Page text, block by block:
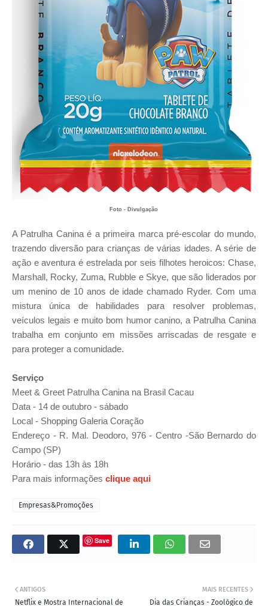
Foto - Divulgação
A Patrulha Canina é a primeira marca pré-escolar do mundo,
trazendo diversão para crianças de várias idades. A série de
ação e aventura é estrelada por seis filhotes heroicos: Chase,
Marshall, Rocky, Zuma, Rubble e Skye, que são liderados por
um menino de 10 anos de idade chamado Ryder. Com uma
mistura única de habilidades para resolver problemas,
veículos legais e muito bom humor canino, a Patrulha Canina
trabalha em conjunto em missões arriscadas de resgate e
para proteger a comunidade.
Serviço
Meet & Greet Patrulha Canina na Brasil Cacau
Data - 14 de outubro - sábado
Local - Shopping Galeria Coração
Endereço - R. Mal. Deodoro, 976 - Centro -São Bernardo do
Campo (SP)
Horário - das 13h às 18h
Para mais informações clique aqui
Empresas&Promoções
Save
MAIS RECENTES
Dia das Crianças - Zoológico de
ANTIGOS
Netflix e Mostra Internacional de